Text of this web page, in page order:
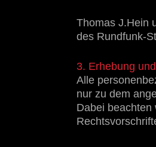
Thomas J.Hein
des Rundfunk-
3. Erhebung
Alle
nur zu dem
Dabei beachten